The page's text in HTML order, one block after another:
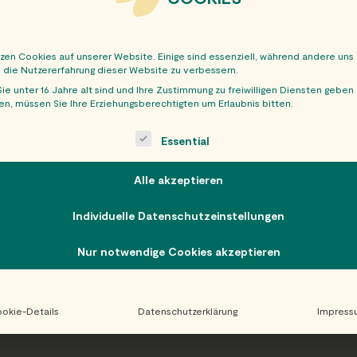
Cookies auf unserer Website. Einige sind essenziell, während andere uns
Nutzererfahrung dieser Website zu verbessern.
unter 16 Jahre alt sind und Ihre Zustimmung zu freiwilligen Diensten geben
müssen Sie Ihre Erziehungsberechtigten um Erlaubnis bitten.
is a list of service groups for which consent can be
Essential
Alle akzeptieren
Individuelle Datenschutzeinstellungen
Nur notwendige Cookies akzeptieren
Details Datenschutzerklärung